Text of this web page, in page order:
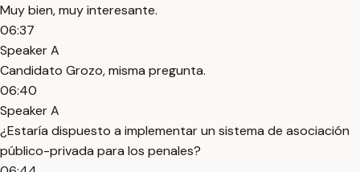
Muy bien, muy interesante.
06:37
Speaker A
Candidato Grozo, misma pregunta.
06:40
Speaker A
¿Estaría dispuesto a implementar un sistema de asociación
público-privada para los penales?